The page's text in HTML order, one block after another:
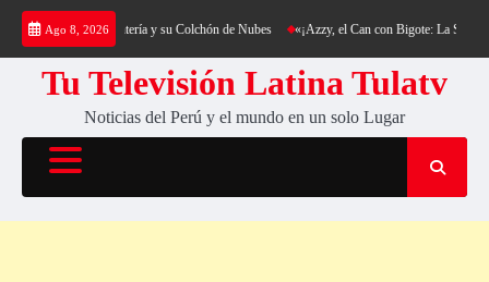
Saltar
contenido
Ago 8, 2026
al Cerro Cantería y su Colchón de Nubes «¡Azzy, el Can con Bigote: La Sensación
Tu Televisión Latina Tulatv
Noticias del Perú y el mundo en un solo Lugar